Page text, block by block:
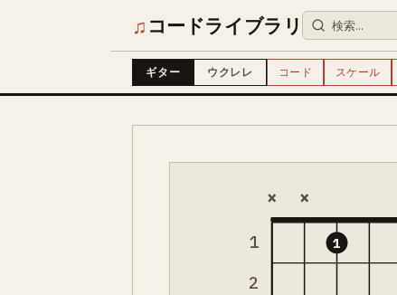
♫ コードライブラリ
ギター ウクレレ コード スケール
1
2
× ×
1